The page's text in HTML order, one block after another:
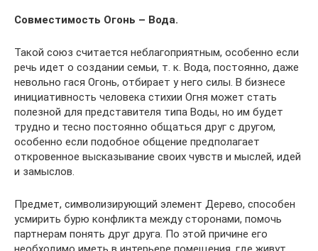
Совместимость Огонь – Вода.
Такой союз считается неблагоприятным, особенно если
речь идет о создании семьи, т. к. Вода, постоянно, даже
невольно гася Огонь, отбирает у него силы. В бизнесе
инициативность человека стихии Огня может стать
полезной для представителя типа Воды, но им будет
трудно и тесно постоянно общаться друг с другом,
особенно если подобное общение предполагает
откровенное высказывание своих чувств и мыслей, идей
и замыслов.
Предмет, символизирующий элемент Дерево, способен
усмирить бурю конфликта между сторонами, помочь
партнерам понять друг друга. По этой причине его